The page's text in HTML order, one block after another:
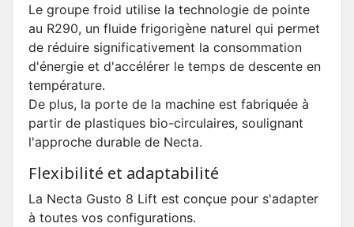
Le groupe froid utilise la technologie de pointe
au R290, un fluide frigorigène naturel qui permet
de réduire significativement la consommation
d'énergie et d'accélérer le temps de descente en
température.
De plus, la porte de la machine est fabriquée à
partir de plastiques bio-circulaires, soulignant
l'approche durable de Necta.
Flexibilité et adaptabilité
La Necta Gusto 8 Lift est conçue pour s'adapter
à toutes vos configurations.